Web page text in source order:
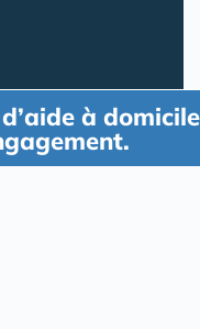
à domicile